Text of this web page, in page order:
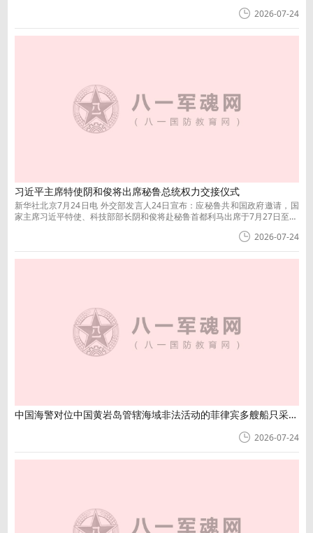
2026-07-24
习近平主席特使阴和俊将出席秘鲁总统权力交接仪式
新华社北京7月24日电 外交部发言人24日宣布：应秘鲁共和国政府邀请，国
家主席习近平特使、科技部部长阴和俊将赴秘鲁首都利马出席于7月27日至28
2026-07-24
中国海警对位中国黄岩岛管辖海域非法活动的菲律宾多艘船只采取管制措施
2026-07-24